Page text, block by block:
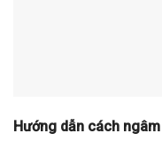
Hướng dẫn cách